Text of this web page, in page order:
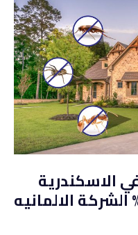
الاسكندرية
بخصم 65% الشركة الالمانيه